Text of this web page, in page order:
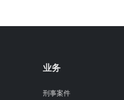
业务
刑事案件